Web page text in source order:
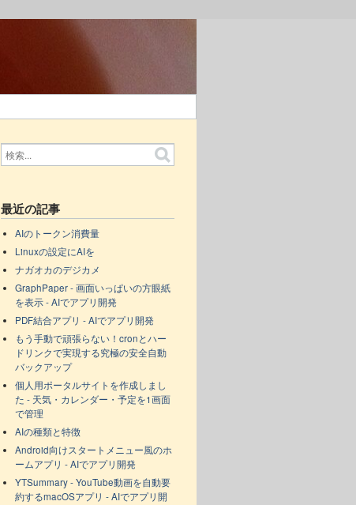
最近の記事
AIのトークン消費量
Linuxの設定にAIを
ナガオカのデジカメ
GraphPaper - 画面いっぱいの方眼紙
を表示 - AIでアプリ開発
PDF結合アプリ - AIでアプリ開発
もう手動で頑張らない！cronとハー
ドリンクで実現する究極の安全自動
バックアップ
個人用ポータルサイトを作成しまし
た - 天気・カレンダー・予定を1画面
で管理
AIの種類と特徴
Android向けスタートメニュー風のホ
ームアプリ - AIでアプリ開発
YTSummary - YouTube動画を自動要
約するmacOSアプリ - AIでアプリ開